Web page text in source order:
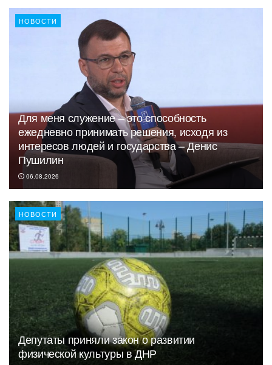
НОВОСТИ
Для меня служение – это способность
ежедневно принимать решения, исходя из
интересов людей и государства – Денис
Пушилин
06.08.2026
НОВОСТИ
Депутаты приняли закон о развитии
физической культуры в ДНР